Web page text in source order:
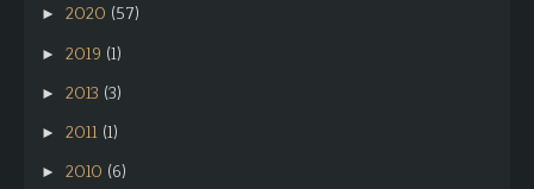
► 2020 (57)
► 2019 (1)
► 2013 (3)
► 2011 (1)
► 2010 (6)